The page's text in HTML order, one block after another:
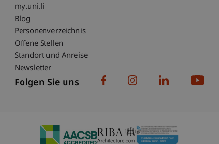
Fußzeile Subdomain-Verzeichnis
my.uni.li
Blog
Personenverzeichnis
Offene Stellen
Standort und Anreise
Newsletter
Folgen Sie uns